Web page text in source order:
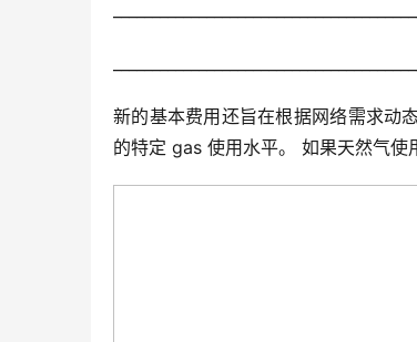
新的基本费用还旨在根据网络需求动
的特定 gas 使用水平。 如果天然气使